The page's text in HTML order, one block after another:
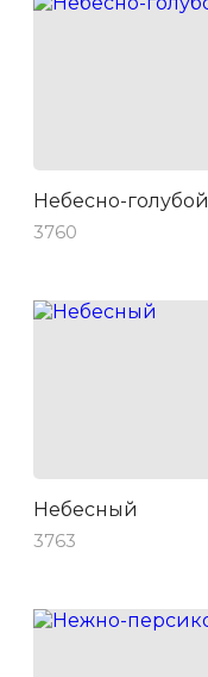
Небесно-голубой
3760
Небесный
3763